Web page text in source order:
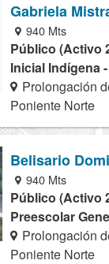
Gabriela
940 Mts
Público (Activo
Inicial Indígena
Prolongación
Poniente Norte
Belisario
940 Mts
Público (Activo
Preescolar
Prolongación
Poniente Norte